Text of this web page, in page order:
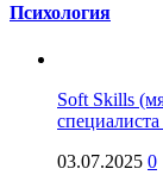
Психология
Soft Skills
03.07.2025 0